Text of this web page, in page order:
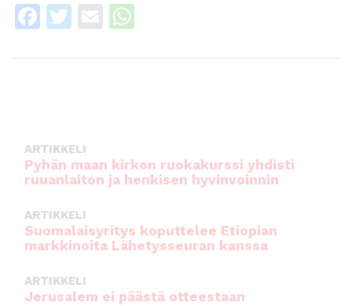
F
o
o
k
T
E
p
ARTIKKELI
Pyhän maan kirkon ruokakurssi yhdisti
ruuanlaiton ja henkisen hyvinvoinnin
ARTIKKELI
Suomalaisyritys koputtelee Etiopian
markkinoita Lähetysseuran kanssa
ARTIKKELI
Jerusalem ei päästä otteestaan